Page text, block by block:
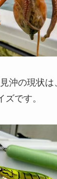
沖の現状は
です。